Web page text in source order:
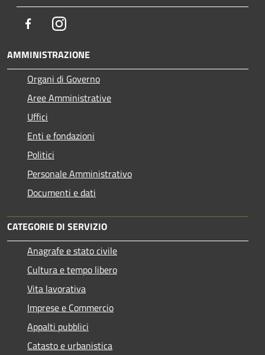
FacebookInstagram
AMMINISTRAZIONE
Organi di Governo
Aree Amministrative
Uffici
Enti e fondazioni
Politici
Personale Amministrativo
Documenti e dati
CATEGORIE DI SERVIZIO
Anagrafe e stato civile
Cultura e tempo libero
Vita lavorativa
Imprese e Commercio
Appalti pubblici
Catasto e urbanistica